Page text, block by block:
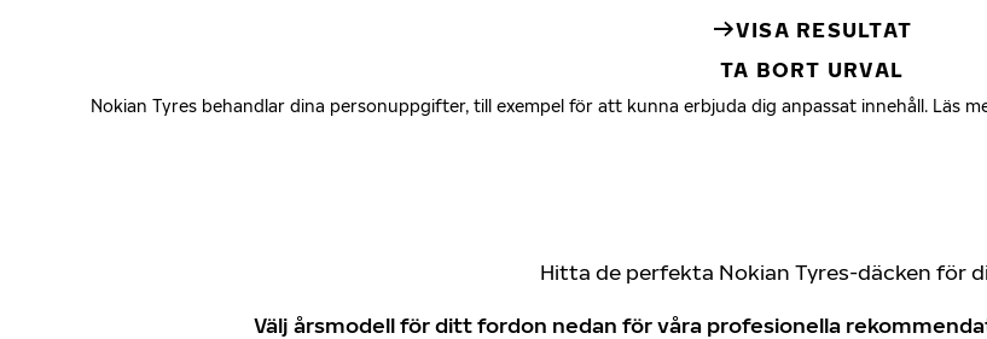
VISA RESULTAT
TA BORT URVAL
Nokian Tyres behandlar dina personuppgifter, till exempel för att kunna erbjuda dig anpassat innehåll. Läs
Hitta de perfekta Nokian Tyres-däcken för
Välj årsmodell för ditt fordon nedan för våra profesionella